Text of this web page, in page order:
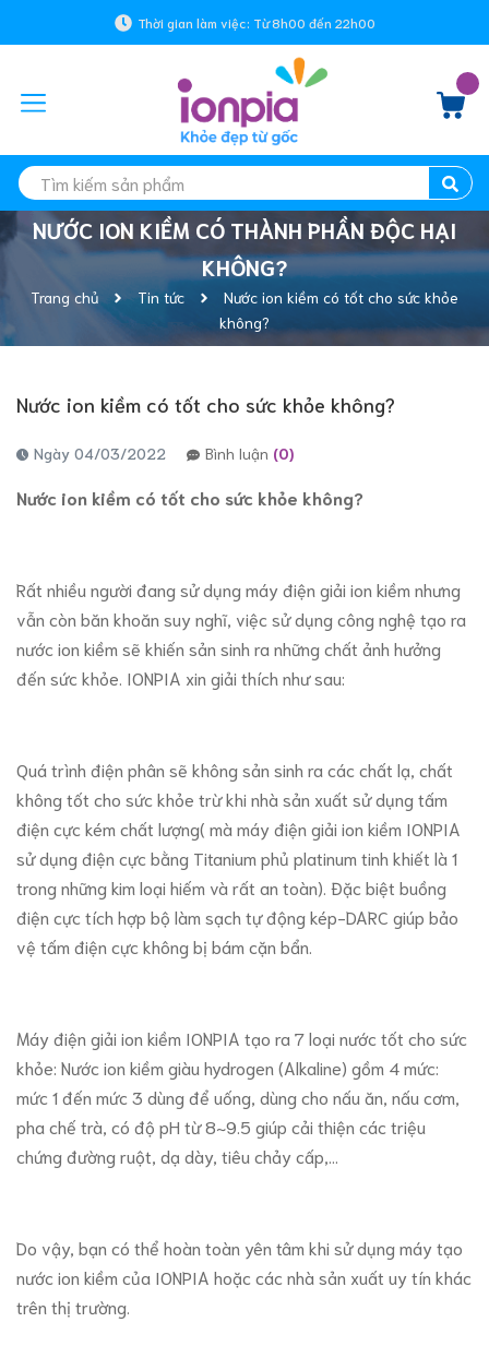
Thời gian làm việc: Từ 8h00 đến 22h00
NƯỚC ION KIỀM CÓ THÀNH PHẦN ĐỘC HẠI
KHÔNG?
Trang chủ Tin tức
Nước ion kiềm có tốt cho sức khỏe
không?
Nước ion kiềm có tốt cho sức khỏe không?
Ngày 04/03/2022 Bình luận (0)
Nước ion kiềm có tốt cho sức khỏe không?
Rất nhiều người đang sử dụng máy điện giải ion kiềm nhưng
vẫn còn băn khoăn suy nghĩ, việc sử dụng công nghệ tạo ra
nước ion kiềm sẽ khiến sản sinh ra những chất ảnh hưởng
đến sức khỏe. IONPIA xin giải thích như sau:
Quá trình điện phân sẽ không sản sinh ra các chất lạ, chất
không tốt cho sức khỏe trừ khi nhà sản xuất sử dụng tấm
điện cực kém chất lượng( mà máy điện giải ion kiềm IONPIA
sử dụng điện cực bằng Titanium phủ platinum tinh khiết là 1
trong những kim loại hiếm và rất an toàn). Đặc biệt buồng
điện cực tích hợp bộ làm sạch tự động kép-DARC giúp bảo
vệ tấm điện cực không bị bám cặn bẩn.
Máy điện giải ion kiềm IONPIA tạo ra 7 loại nước tốt cho sức
khỏe: Nước ion kiềm giàu hydrogen (Alkaline) gồm 4 mức:
mức 1 đến mức 3 dùng để uống, dùng cho nấu ăn, nấu cơm,
pha chế trà, có độ pH từ 8~9.5 giúp cải thiện các triệu
chứng đường ruột, dạ dày, tiêu chảy cấp,...
Do vậy, bạn có thể hoàn toàn yên tâm khi sử dụng máy tạo
nước ion kiềm của IONPIA hoặc các nhà sản xuất uy tín khác
trên thị trường.